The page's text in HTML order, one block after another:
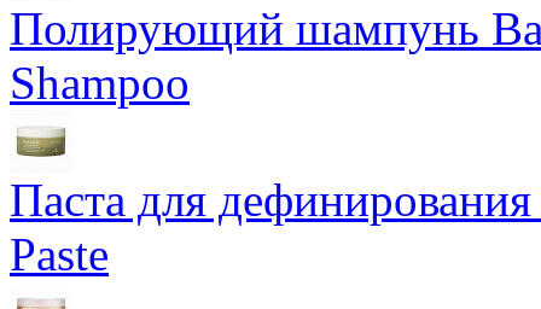
Полирующий шампунь
Shampoo
Паста для
Paste